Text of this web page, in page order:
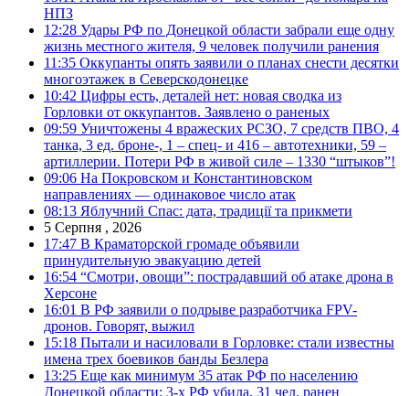
НПЗ
12:28 Удары РФ по Донецкой области забрали еще одну
жизнь местного жителя, 9 человек получили ранения
11:35 Оккупанты опять заявили о планах снести десятки
многоэтажек в Северскодонецке
10:42 Цифры есть, деталей нет: новая сводка из
Горловки от оккупантов. Заявлено о раненых
09:59 Уничтожены 4 вражеских РСЗО, 7 средств ПВО, 4
танка, 3 ед. броне-, 1 – спец- и 416 – автотехники, 59 –
артиллерии. Потери РФ в живой силе – 1330 “штыков”!
09:06 На Покровском и Константиновском
направлениях — одинаковое число атак
08:13 Яблучний Спас: дата, традиції та прикмети
5 Серпня , 2026
17:47 В Краматорской громаде объявили
принудительную эвакуацию детей
16:54 “Смотри, овощи”: пострадавший об атаке дрона в
Херсоне
16:01 В РФ заявили о подрыве разработчика FPV-
дронов. Говорят, выжил
15:18 Пытали и насиловали в Горловке: стали известны
имена трех боевиков банды Безлера
13:25 Еще как минимум 35 атак РФ по населению
Донецкой области: 3-х РФ убила, 31 чел. ранен